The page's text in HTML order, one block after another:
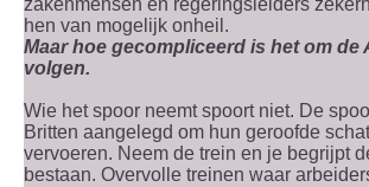
hen van mogelijk onheil.
Maar hoe gecompliceerd is het om de
volgen.
Wie het spoor neemt spoort niet. De
Britten aangelegd om hun geroofde
vervoeren. Neem de trein en je begrijpt
bestaan. Overvolle treinen waar